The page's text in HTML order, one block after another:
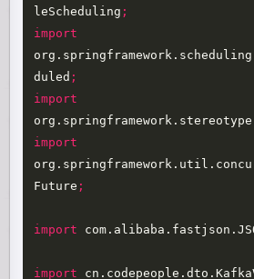
leScheduling ;
import
duled ;
import
import
Future ;
import
import